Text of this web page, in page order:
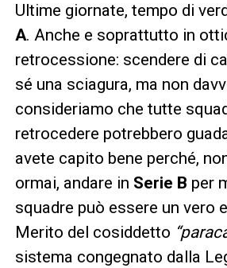
Ultime giornate, tempo di
A. Anche e soprattutto in
retrocessione: scendere di
sé una sciagura, ma non
consideriamo che tutte
retrocedere potrebbero
avete capito bene perché,
ormai, andare in Serie B per
squadre può essere un vero
Merito del cosiddetto
sistema congegnato dalla